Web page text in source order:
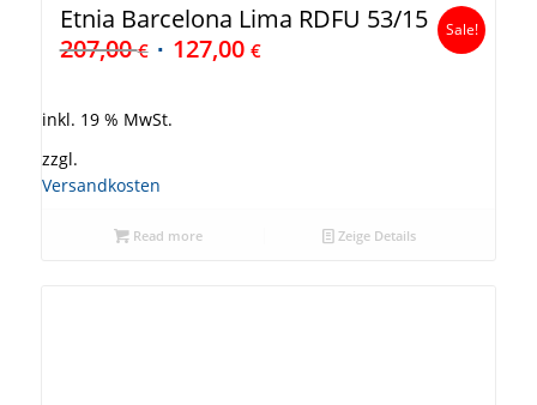
Etnia Barcelona Lima RDFU 53/15
207,00€ 127,00 €
Sale!
inkl. 19 % MwSt.
zzgl.
Versandkosten
Read more Zeige Details